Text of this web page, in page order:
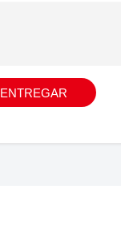
ENTREGAR